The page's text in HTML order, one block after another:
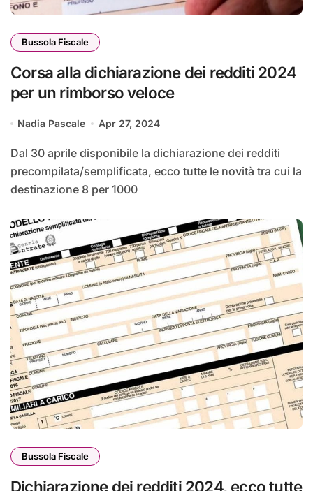
Bussola Fiscale
Corsa alla dichiarazione dei redditi 2024
per un rimborso veloce
Nadia Pascale Apr 27, 2024
Dal 30 aprile disponibile la dichiarazione dei redditi
precompilata/semplificata, ecco tutte le novità tra cui la
destinazione 8 per 1000
Bussola Fiscale
Dichiarazione dei redditi 2024, ecco tutte